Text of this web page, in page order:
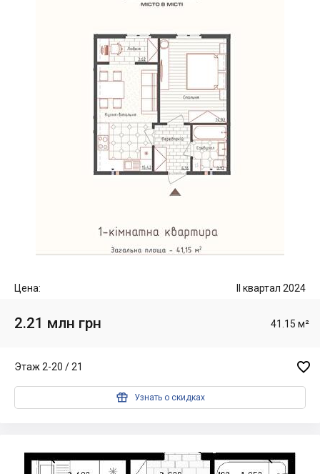
Цена: II квартал 2024
2.21 млн грн 41.15 м²
Этаж 2-20 / 21 
 Узнать о скидках